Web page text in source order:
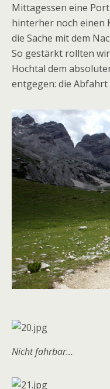
Mittagessen eine
hinterher noch einen
die Sache mit dem
So gestärkt rollten
Hochtal dem
entgegen: die Abfahrt
Nicht fahrbar…